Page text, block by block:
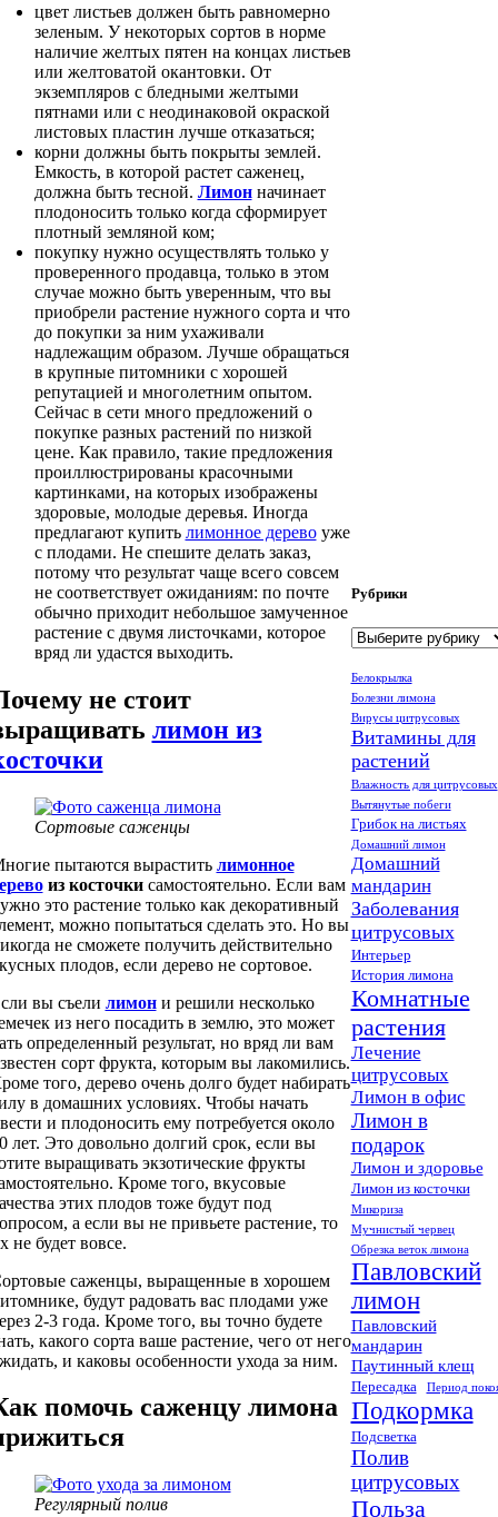
цвет листьев должен быть равномерно
зеленым. У некоторых сортов в норме
наличие желтых пятен на концах листьев
или желтоватой окантовки. От
экземпляров с бледными желтыми
пятнами или с неодинаковой окраской
листовых пластин лучше отказаться;
корни должны быть покрыты землей.
Емкость, в которой растет саженец,
должна быть тесной. Лимон начинает
плодоносить только когда сформирует
плотный земляной ком;
покупку нужно осуществлять только у
проверенного продавца, только в этом
случае можно быть уверенным, что вы
приобрели растение нужного сорта и что
до покупки за ним ухаживали
надлежащим образом. Лучше обращаться
в крупные питомники с хорошей
репутацией и многолетним опытом.
Сейчас в сети много предложений о
покупке разных растений по низкой
цене. Как правило, такие предложения
проиллюстрированы красочными
картинками, на которых изображены
здоровые, молодые деревья. Иногда
предлагают купить лимонное деревоуже
с плодами. Не спешите делать заказ,
потому что результат чаще всего совсем
не соответствует ожиданиям: по почте
обычно приходит небольшое замученное
растение с двумя листочками, которое
вряд ли удастся выходить.
не стоит
лимон из
Сортовые саженцы
пытаются вырастить лимонное
из косточкисамостоятельно. Если вам
это растение только как декоративный
можно попытаться сделать это. Но вы
не сможете получить действительно
плодов, если дерево не сортовое.
вы съели лимон и решили несколько
из него посадить в землю, это может
определенный результат, но вряд ли вам
сорт фрукта, которым вы лакомились.
того, дерево очень долго будет набирать
в домашних условиях. Чтобы начать
и плодоносить ему потребуется около
лет. Это довольно долгий срок, если вы
выращивать экзотические фрукты
Кроме того, вкусовые
этих плодов тоже будут под
а если вы не привьете растение, то
не будет вовсе.
саженцы, выращенные в хорошем
будут радовать вас плодами уже
2-3 года. Кроме того, вы точно будете
какого сорта ваше растение, чего от него
и каковы особенности ухода за ним.
помочь саженцу лимона
Регулярный полив
Рубрики
Рубрики
Белокрылка
Болезни лимона
Вирусы цитрусовых
Витамины для
растений
Влажность для цитрусовых
Вытянутые побеги
Грибок на листьях
Домашний лимон
Домашний
мандарин
Заболевания
цитрусовых
Интерьер
История лимона
Комнатные
растения
Лечение
цитрусовых
Лимон в офис
Лимон в
подарок
Лимон и здоровье
Лимон из косточки
Микориза
Мучнистый червец
Обрезка веток лимона
Павловский
лимон
Павловский
мандарин
Паутинный клещ
Пересадка Период
Подкормка
Подсветка
Полив
цитрусовых
Польза